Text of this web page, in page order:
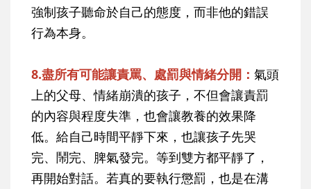
強制孩子聽命於自己的態度，而非他的錯誤
行為本身。
8.盡所有可能讓責罵、處罰與情緒分開： 氣頭
上的父母、情緒崩潰的孩子，不但會讓責罰
的內容與程度失準，也會讓教養的效果降
低。給自己時間平靜下來，也讓孩子先哭
完、鬧完、脾氣發完。等到雙方都平靜了，
再開始對話。若真的要執行懲罰，也是在溝